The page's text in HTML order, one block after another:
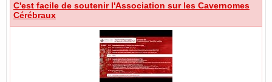
C'est facile de soutenir l'Association sur les Cavernomes
Cérébraux